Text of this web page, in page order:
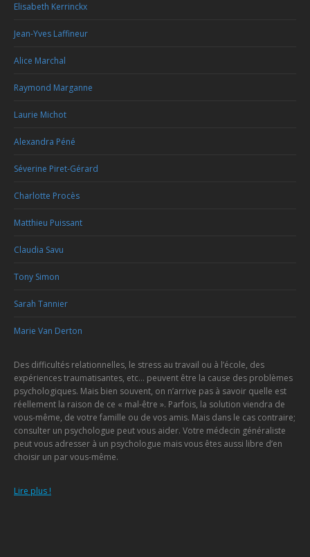
Elisabeth Kerrinckx
Jean-Yves Laffineur
Alice Marchal
Raymond Marganne
Laurie Michot
Alexandra Péné
Séverine Piret-Gérard
Charlotte Procès
Matthieu Puissant
Claudia Savu
Tony Simon
Sarah Tannier
Marie Van Derton
Des difficultés relationnelles, le stress au travail ou à l’école, des
expériences traumatisantes, etc… peuvent être la cause des problèmes
psychologiques. Mais bien souvent, on n’arrive pas à savoir quelle est
réellement la raison de ce « mal-être ». Parfois, la solution viendra de
vous-même, de votre famille ou de vos amis. Mais dans le cas contraire;
consulter un psychologue peut vous aider. Votre médecin généraliste
peut vous adresser à un psychologue mais vous êtes aussi libre d’en
choisir un par vous-même.
Lire plus !